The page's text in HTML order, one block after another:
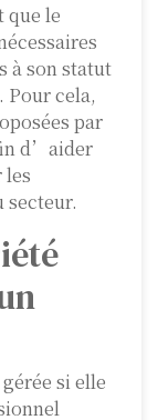
que le
à son statut
Pour cela,
par
d’aider
les
secteur.
si elle